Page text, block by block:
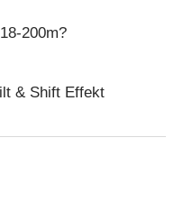
200m?
& Shift Effekt